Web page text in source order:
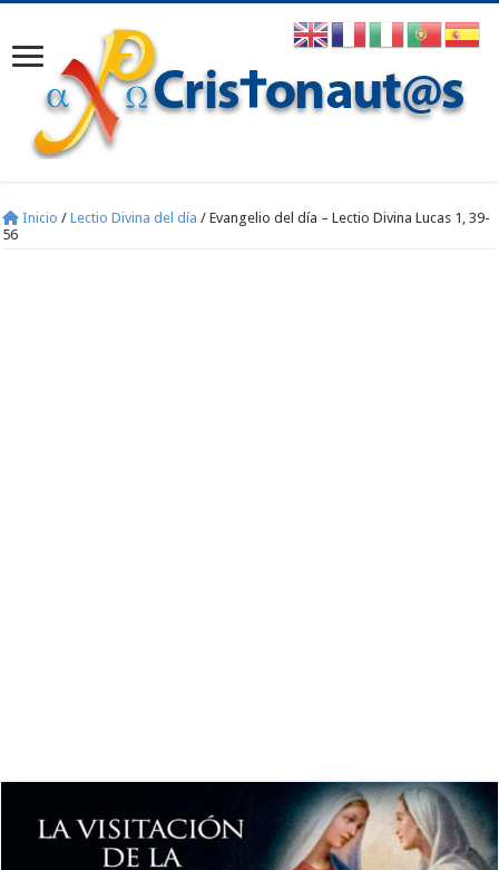
Inicio / Lectio Divina del día / Evangelio del día – Lectio Divina Lucas 1, 39-
56